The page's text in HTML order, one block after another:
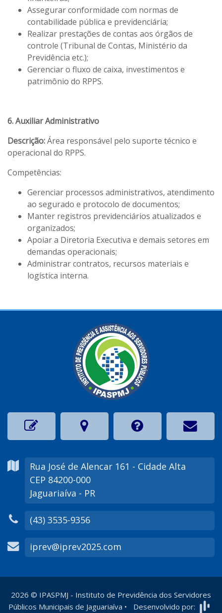
Assegurar conformidade com normas de
contabilidade pública e previdenciária;
Realizar prestações de contas aos órgãos de
controle (Tribunal de Contas, Ministério da
Previdência etc.);
Gerenciar o fluxo de caixa, investimentos e
patrimônio do RPPS.
6. Auxiliar Administrativo
Descrição:Área responsável pelo suporte técnico e
operacional do RPPS.
Competências:
Gerenciar processos administrativos, atendimento
ao segurado e protocolo de documentos;
Manter registros previdenciários atualizados e
organizados;
Apoiar a Diretoria Executiva e demais setores em
demandas operacionais;
Administrar contratos, recursos materiais e
logística interna.
Rua José de Alencar 161 - Cidade Alta
CEP 84200-000
Jaguariaíva - PR
(43) 3535-9356
iprev@iprev2025.com
2026 © IPASPMJ - Instituto de Previdência dos Servidores
Públicos Municipais de Jaguariaíva • Desenvolvido por: